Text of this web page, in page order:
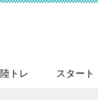
陸トレ スタート